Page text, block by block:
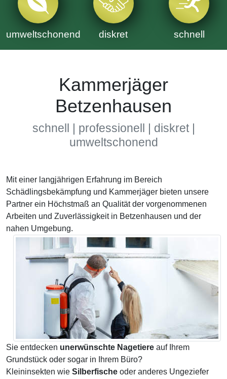
umweltschonend diskret schnell
Kammerjäger
Betzenhausen
schnell | professionell | diskret |
umweltschonend
Mit einer langjährigen Erfahrung im Bereich
Schädlingsbekämpfung und Kammerjäger bieten unsere
Partner ein Höchstmaß an Qualität der vorgenommenen
Arbeiten und Zuverlässigkeit in Betzenhausen und der
nahen Umgebung.
Sie entdecken unerwünschte Nagetiere auf Ihrem
Grundstück oder sogar in Ihrem Büro?
Kleininsekten wie Silberfische oder anderes Ungeziefer